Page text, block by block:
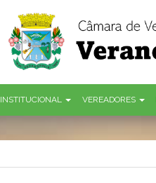
INSTITUCIONAL VEREADORES